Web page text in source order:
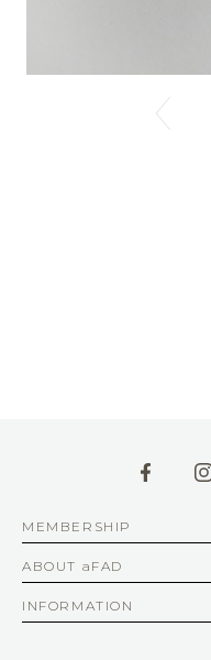
MEMBERSHIP
ABOUT aFAD
INFORMATION